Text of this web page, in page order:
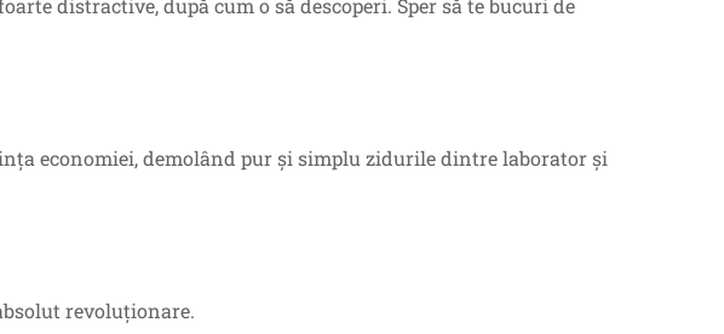
economiei, demolând pur și simplu zidurile dintre laborator și
revoluționare.